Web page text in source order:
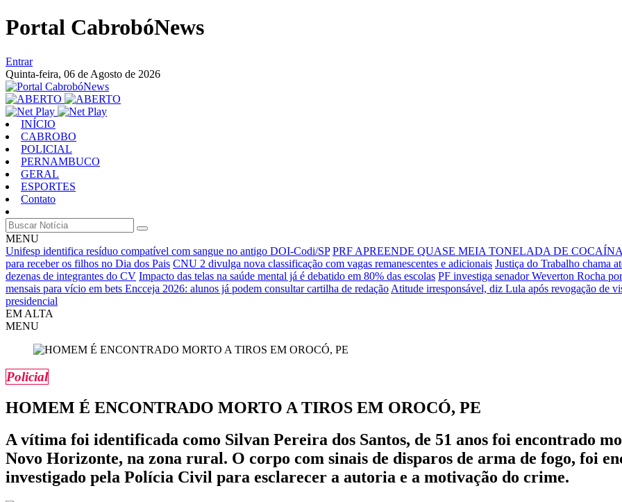
Portal CabrobóNews
Entrar
Quinta-feira, 06 de Agosto de 2026
INÍCIO
CABROBO
POLICIAL
PERNAMBUCO
GERAL
ESPORTES
Contato
MENU
Unifesp identifica resíduo compatível com sangue no antigo DOI-Codi/SP PRF APREENDE QUASE MEIA TONELADA DE
para receber os filhos no Dia dos Pais CNU 2 divulga nova classificação com vagas remanescentes e adicionais Justiça do Trabalho chama
dezenas de integrantes do CV Impacto das telas na saúde mental já é debatido em 80% das escolas PF investiga senador Weverton Rocha
mensais para vício em bets Encceja 2026: alunos já podem consultar cartilha de redação Atitude irresponsável, diz Lula após revogação de
presidencial
EM ALTA
MENU
Policial
HOMEM É ENCONTRADO MORTO A TIROS EM OROCÓ, PE
A vítima foi identificada como Silvan Pereira dos Santos, de 51 anos foi encontrado
Novo Horizonte, na zona rural. O corpo com sinais de disparos de arma de fogo, foi
investigado pela Polícia Civil para esclarecer a autoria e a motivação do crime.